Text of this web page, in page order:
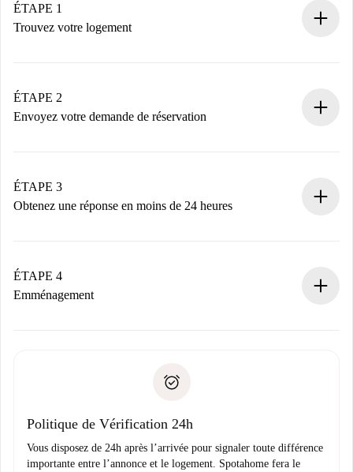
ÉTAPE 1
Trouvez votre logement
Vous disposez à l’avance de toutes les informations
nécessaires.
ÉTAPE 2
Envoyez votre demande de réservation
Nous ne vous facturerons rien tant que le propriétaire
n’aura pas accepté.
ÉTAPE 3
Obtenez une réponse en moins de 24 heures
contact avec le propriétaire.
Si refusé : aucun prélèvement et nous vous proposerons
Justificatif de solvabilité
ÉTAPE 4
Emménagement
uniquement si aucun problème n'est signalé.
Politique de Vérification 24h
Vous disposez de 24h après l’arrivée pour signaler toute différence
importante entre l’annonce et le logement. Spotahome fera le